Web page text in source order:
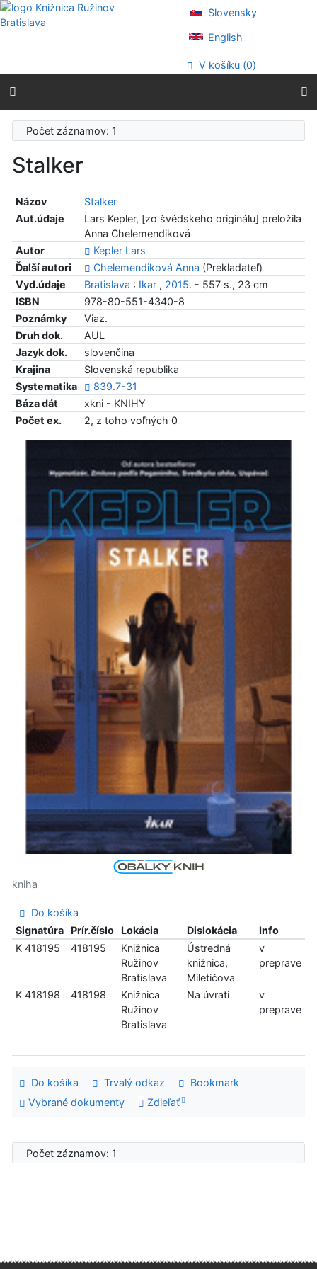
Prejsť na obsah
Prejsť na menu
Prehlásenie o webovej prístupnosti
Slovensky
English
V košíku (0)
Počet záznamov: 1
Stalker
Názov
Stalker
Aut.údaje
Lars Kepler, [zo švédskeho originálu] preložila
Anna Chelemendiková
Autor
Kepler Lars
Ďalší autori
Chelemendiková Anna (Prekladateľ)
Vyd.údaje
Bratislava : Ikar, 2015. - 557 s., 23 cm
ISBN
978-80-551-4340-8
Poznámky
Viaz.
Druh dok.
AUL
Jazyk dok.
slovenčina
Krajina
Slovenská republika
Systematika
839.7-31
Báza dát
xkni - KNIHY
Počet ex.
2, z toho voľných 0
kniha
Do košíka
Signatúra
Prír.číslo Lokácia Dislokácia
Info
K 418195
418195
Knižnica
Ružinov
Bratislava
Ústredná
knižnica,
Miletičova
v
preprave
K 418198 418198
Knižnica
Ružinov
Bratislava
Na úvrati
v
preprave
Do košíka Trvalý odkaz
Bookmark
Vybrané dokumenty
Zdieľať
Počet záznamov: 1